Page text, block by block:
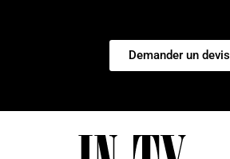
Demander un devis